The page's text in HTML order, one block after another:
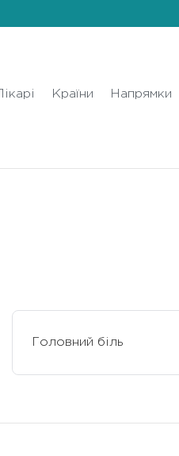
Країни Напрямки
Головний біль